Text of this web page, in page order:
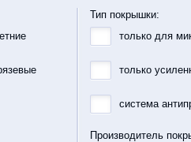
Тип покрышки:
только для
только
система
Производитель